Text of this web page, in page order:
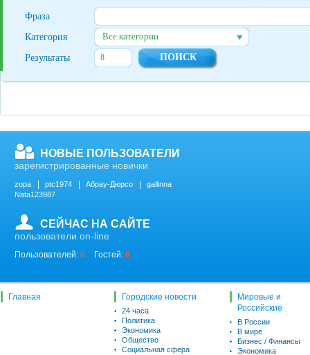
Фраза
Категория
Все категории
Результаты
НОВЫЕ ПОЛЬЗОВАТЕЛИ
зарегистрированные новички
zopa ptc1974 Абрау-Дюрсо
gallinna
Nata123987
СЕЙЧАС НА САЙТЕ
пользователи on-line
Пользователей: 0 Гостей: 0
Главная Городские новости
24 часа
Политика
Экономика
Общество
Социальная сфера
Мировые и
Российские
В России
В мире
Бизнес / Финансы
Экономика